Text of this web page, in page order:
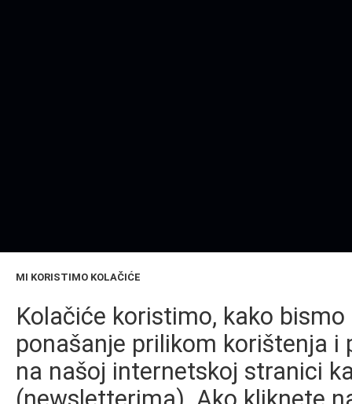
MI KORISTIMO KOLAČIĆE
Kolačiće koristimo, kako
ponašanje prilikom korištenja
na našoj internetskoj stranici